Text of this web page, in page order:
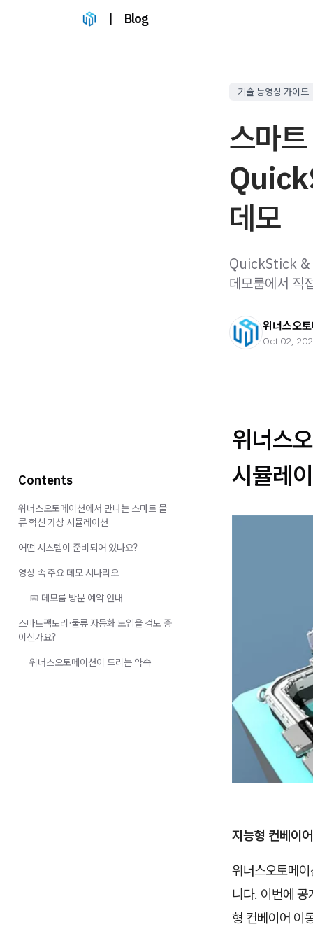
| Blog
기술 동영상 가이드
스마
데모
QuickStick &
데모룸에서 직
위너스오
Oct 02,
위너스
시뮬레
지능형 컨베이
위너스오토메
니다. 이번에 공
형 컨베이어 이
Contents
위너스오토메이션에서 만나는 스마트 물
류 혁신 가상 시뮬레이션
어떤 시스템이 준비되어 있나요?
영상 속 주요 데모 시나리오
📅 데모룸 방문 예약 안내
스마트팩토리·물류 자동화 도입을 검토 중
이신가요?
위너스오토메이션이 드리는 약속